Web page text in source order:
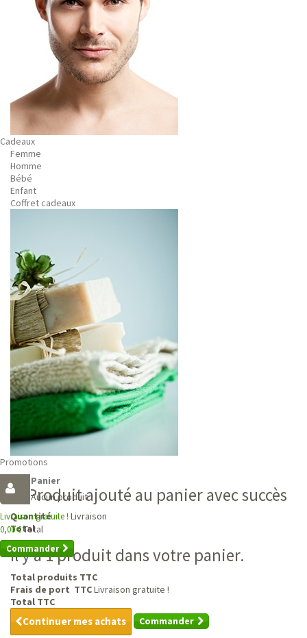
Cadeaux
Femme
Homme
Bébé
Enfant
Coffret cadeaux
Promotions
Panier
Aucun produit
Livraison gratuite ! Livraison
0,00 €Total
Commander
Produit ajouté au panier avec succès
Quantité
Total
Il y a 1 produit dans votre panier.
Total produits TTC
Frais de port TTCLivraison gratuite !
Total TTC
Continuer mes achats Commander